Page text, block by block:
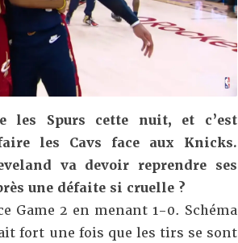
les Spurs cette nuit, et c’est
les Cavs face aux Knicks.
va devoir reprendre ses
une défaite si cruelle ?
Game 2 en menant 1-0. Schéma
fort une fois que les tirs se sont